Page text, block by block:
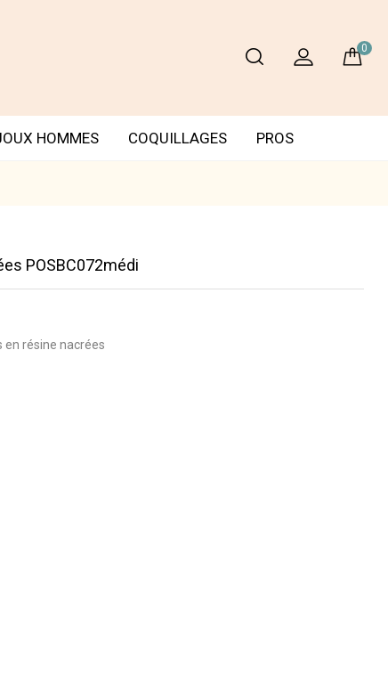
0
HOMMES COQUILLAGES PROS
POSBC072médi
en résine nacrées